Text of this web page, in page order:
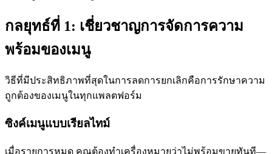
กลยุทธ์ที่ 1: เชี่ยวชาญการจัดการความ
พร้อมของเมนู
วิธีที่มีประสิทธิภาพที่สุดในการลดการยกเลิกคือการรักษาความ
ถูกต้องของเมนูในทุกแพลตฟอร์ม
ซิงค์เมนูแบบเรียลไทม์
เมื่อรายการหมด คุณต้องทำเครื่องหมายว่าไม่พร้อมขายทันที—